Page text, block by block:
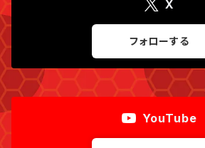
X
フォローする
YouTube